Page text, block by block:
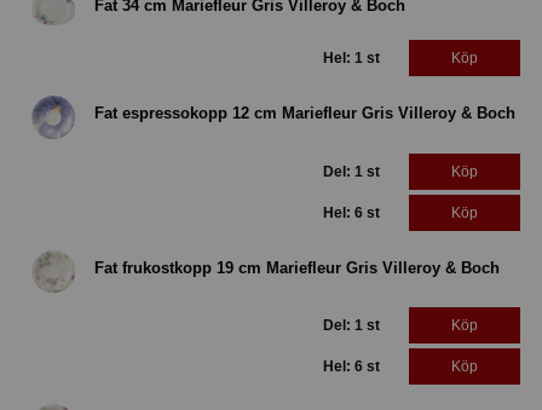
Fat 34 cm Mariefleur Gris Villeroy & Boch
Hel: 1 st Köp
Fat espressokopp 12 cm Mariefleur Gris Villeroy & Boch
Del: 1 st Köp
Hel: 6 st Köp
Fat frukostkopp 19 cm Mariefleur Gris Villeroy & Boch
Del: 1 st Köp
Hel: 6 st Köp